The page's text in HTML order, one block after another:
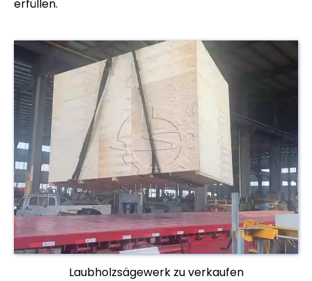
erfüllen.
Laubholzsägewerk zu verkaufen